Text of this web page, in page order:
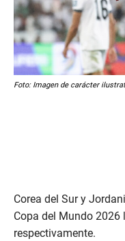
Foto: Imagen de carácter
Corea del Sur y
Copa del Mundo 2026
respectivamente.